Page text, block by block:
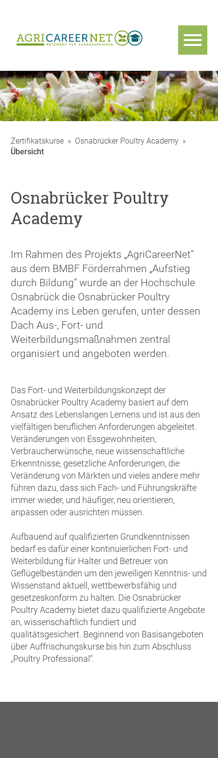
Zertifikatskurse » Osnabrücker Poultry Academy »
Übersicht
Osnabrücker Poultry
Academy
Im Rahmen des Projekts „AgriCareerNet“
aus dem BMBF Förderrahmen „Aufstieg
durch Bildung“ wurde an der Hochschule
Osnabrück die Osnabrücker Poultry
Academy ins Leben gerufen, unter dessen
Dach Aus-, Fort- und
Weiterbildungsmaßnahmen zentral
organisiert und angeboten werden.
Das Fort- und Weiterbildungskonzept der
Osnabrücker Poultry Academy basiert auf dem
Ansatz des Lebenslangen Lernens und ist aus den
vielfältigen beruflichen Anforderungen abgeleitet.
Veränderungen von Essgewohnheiten,
Verbraucherwünsche, neue wissenschaftliche
Erkenntnisse, gesetzliche Anforderungen, die
Veränderung von Märkten und vieles andere mehr
führen dazu, dass sich Fach- und Führungskräfte
immer wieder, und häufiger, neu orientieren,
anpassen oder ausrichten müssen.
Aufbauend auf qualifizierten Grundkenntnissen
bedarf es dafür einer kontinuierlichen Fort- und
Weiterbildung für Halter und Betreuer von
Geflügelbeständen um den jeweiligen Kenntnis- und
Wissenstand aktuell, wettbewerbsfähig und
gesetzeskonform zu halten. Die Osnabrücker
Poultry Academy bietet dazu qualifizierte Angebote
an, wissenschaftlich fundiert und
qualitätsgesichert. Beginnend von Basisangeboten
über Auffrischungskurse bis hin zum Abschluss
„Poultry Professional“.